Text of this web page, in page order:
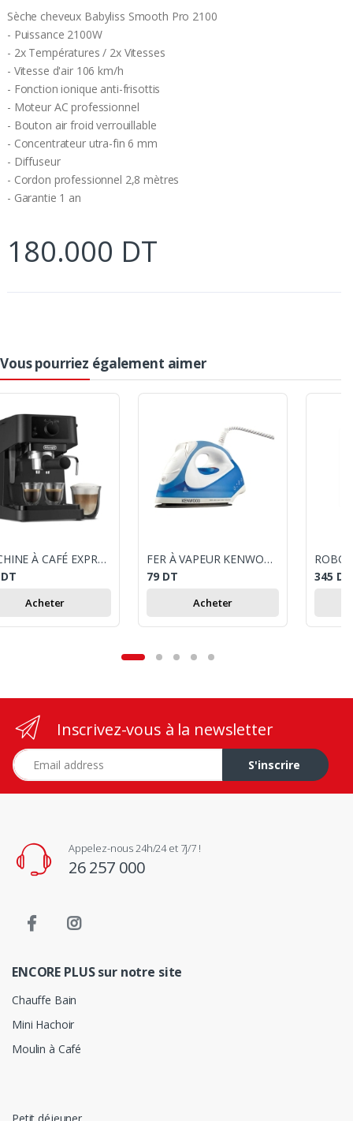
Sèche cheveux Babyliss Smooth Pro 2100
- Puissance 2100W
- 2x Températures / 2x Vitesses
- Vitesse d'air 106 km/h
- Fonction ionique anti-frisottis
- Moteur AC professionnel
- Bouton air froid verrouillable
- Concentrateur utra-fin 6 mm
- Diffuseur
- Cordon professionnel 2,8 mètres
- Garantie 1 an
180.000 DT
Vous pourriez également aimer
MACHINE À CAFÉ EXPRESSO DELONGHI MOULU STILOSA 1100W - NOIR
DT
Acheter
FER À VAPEUR KENWOOD
79 DT
Acheter
345 DT
Inscrivez-vous à la newsletter
Adresse e-mail
S'inscrire
Appelez-nous 24h/24 et 7j/7 !
26 257 000
ENCORE PLUS sur notre site
Chauffe Bain
Mini Hachoir
Moulin à Café
Petit déjeuner